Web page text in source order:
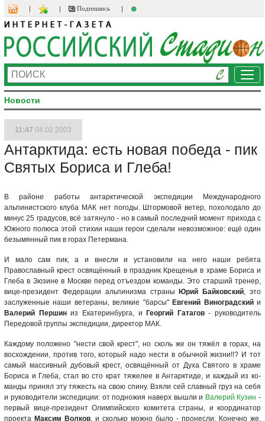
Подпишись
Новости
11:47 04.02.2003
Антарктида: есть новая победа - пик
Святых Бориса и Глеба!
В районе работы антарктической экспедиции Международного
альпинистского клуба МАК нет погоды. Штормовой ветер, похолодало до
минус 25 градусов, всё затянуло - но в самый последний момент прихода с
Южного полюса этой стихии наши герои сделали невозможное: ещё один
безымянный пик в горах Петермана.
И мало сам пик, а и внесли и установили на него наши ребята
Православный крест освящённый в праздник Крещенья в храме Бориса и
Глеба в Зюзине в Москве перед отъездом команды. Это старший тренер,
вице-президент Федерации альпинизма страны
Юрий Байковский, это
заслуженные наши ветераны, великие "барсы" Евгений Виноградскийи
Валерий Першиниз Екатеринбурга, и Георгий Гатагов- руководитель
Передовой группы экспедиции, директор МАК.
Каждому положено "нести свой крест", но сколь же он тяжёл в горах, на
восхождении, против того, который надо нести в обычной жизни!!? И тот
самый массивный дубовый крест, освящённый от Духа Святого в храме
Бориса и Глеба, стал во сто крат тяжелее в Антарктиде, и каждый из ко-
манды принял эту тяжесть на свою спину. Взяли сей славный груз на себя
и руководители экспедиции: от подножия наверх вышли и Валерий Кузин -
первый вице-президент Олимпийского комитета страны, и координатор
проекта Максим Волков, и сколько можно было - пронесли. Конечно же,